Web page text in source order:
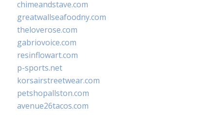
chimeandstave.com
greatwallseafoodny.com
theloverose.com
gabriovoice.com
resinflowart.com
p-sports.net
korsairstreetwear.com
petshopallston.com
avenue26tacos.com